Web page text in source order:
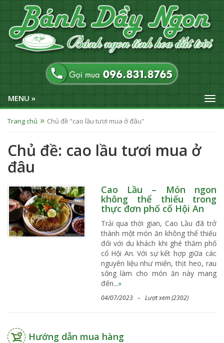
MENU »
Trang chủ Chủ đề "cao lầu tươi mua ở đâu"
Chủ đề: cao lầu tươi mua ở
đâu
Cao Lầu – Món ngon
không thể thiếu trong
thực đơn phố cổ Hội An
Trải qua thời gian, Cao Lầu đã trở
thành một món ăn không thể thiếu
đối với du khách khi ghé thăm phố
cổ Hội An. Với sự kết hợp giữa các
nguyên liệu như miến, thịt heo, rau
sống làm cho món ăn này mang
đến...»
04/07/2023 – Lượt xem (2302)
Hướng dẫn mua hàng